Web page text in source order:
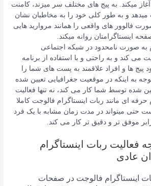
میکند. به پیج های مختلف سر میزند، کامنت
میدهد و به طور کلی خود را به مخاطبان نشان
فالوور های واقعی را همانند مروارید هایی
اینستاگرامتان روانه میکند.
به صورت نامحدود در شبکه اجتماعی
می کند و به راحتی و با استفاده از برنامه
ها و افراد علاقمند به پست های شما را
به اینکه در موقعیت جغرافیایی تعیین شده
شده توسط شما کار می کند، نه تنها فعالیت
حرفه ای مانند ربات اینستاگرام فالوجت کاملا
حتی میتواند در مدت زمان مشابه با یک فرد
موفق تر و دقیق تر کار می کند.
فعالیت ربات اینستاگرام
عادی
اینستاگرام فالوجت در صفحات